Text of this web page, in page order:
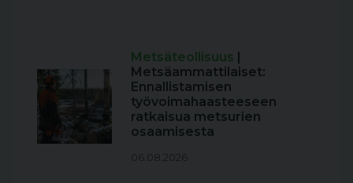
Metsäteollisuus
Metsäammattilaiset:
Ennallistamisen
työvoimahaasteeseen
ratkaisua metsurien
osaamisesta
06.08.2026